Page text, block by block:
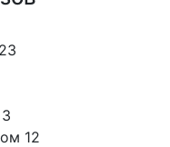
12